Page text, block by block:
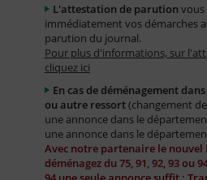
L'attestation de parution vous
immédiatement vos démarches
parution du journal.
Pour plus d'informations, sur
cliquez ici
En cas de déménagement
ou autre ressort(changement
une annonce dans le
une annonce dans le
Avec notre partenaire le nouvel
déménagez du 75, 91, 92, 93 ou